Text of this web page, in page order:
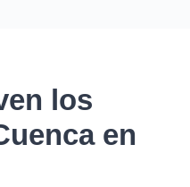
los
en